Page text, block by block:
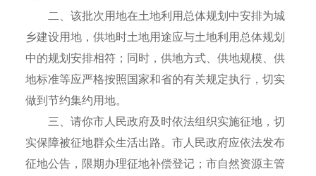
二、该批次用地在土地利用总体规划中安排为城
乡建设用地，供地时土地用途应与土地利用总体规划
中的规划安排相符；同时，供地方式、供地规模、供
地标准等应严格按照国家和省的有关规定执行，切实
做到节约集约用地。
三、请你市人民政府及时依法组织实施征地，切
实保障被征地群众生活出路。市人民政府应依法发布
征地公告，限期办理征地补偿登记；市自然资源主管